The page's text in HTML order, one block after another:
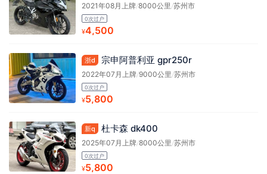
2021年08月上牌/8000公里 /苏州市
0次过户
¥4,500
浙d 宗申阿普利亚 gpr250r
2022年07月上牌/9000公里 /苏州市
0次过户
¥5,800
新q 杜卡森 dk400
2025年07月上牌/8000公里 /苏州市
0次过户
¥5,800